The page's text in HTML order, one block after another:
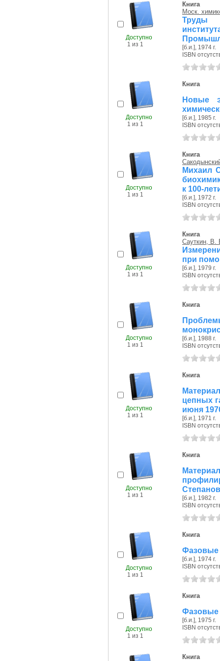
Доступно
1 из 1
Книга
Моск.
Труды
[б.и.], 1974 г.
ISBN
Доступно
1 из 1
Книга
Новые
[б.и.], 1985 г.
ISBN
Доступно
1 из 1
Книга
Михаил
к 100-
[б.и.], 1972 г.
ISBN
Доступно
1 из 1
Книга
Сауткин, В.
при
[б.и.], 1979 г.
ISBN
Доступно
1 из 1
Книга
[б.и.], 1988 г.
ISBN
Доступно
1 из 1
Книга
цепных
июня
[б.и.], 1971 г.
ISBN
Доступно
1 из 1
Книга
[б.и.], 1982 г.
ISBN
Доступно
1 из 1
Книга
Фазовые
[б.и.], 1974 г.
ISBN
Доступно
1 из 1
Книга
Фазовые
[б.и.], 1975 г.
ISBN
Книга